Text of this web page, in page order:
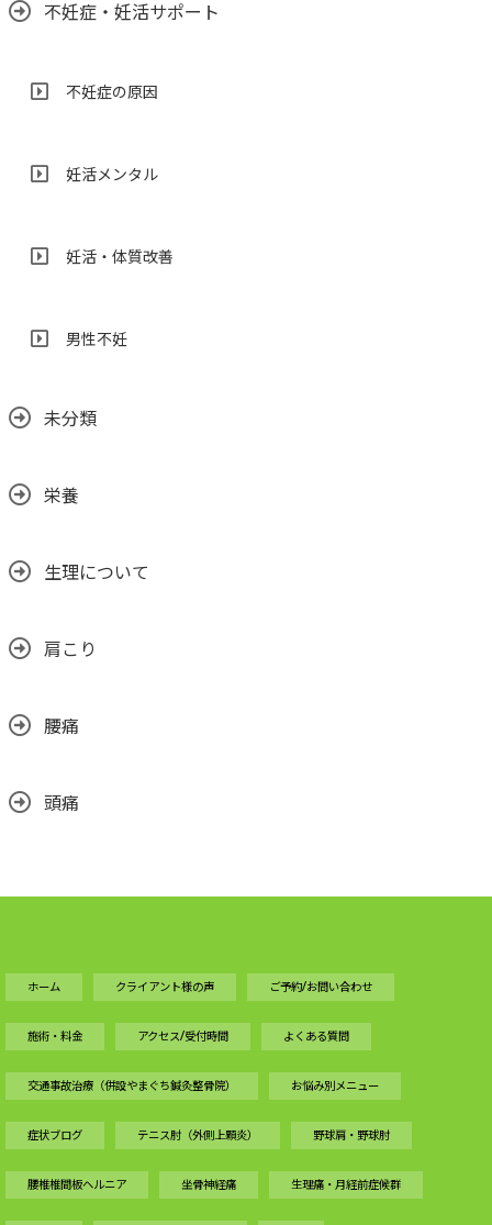
不妊症・妊活サポート
不妊症の原因
妊活メンタル
妊活・体質改善
男性不妊
未分類
栄養
生理について
肩こり
腰痛
頭痛
ホーム クライアント様の声 ご予約/お問い合わせ
施術・料金 アクセス/受付時間 よくある質問
交通事故治療（併設やまぐち鍼灸整骨院） お悩み別メニュー
症状ブログ テニス肘（外側上顆炎） 野球肩・野球肘
腰椎椎間板ヘルニア 坐骨神経痛 生理痛・月経前症候群